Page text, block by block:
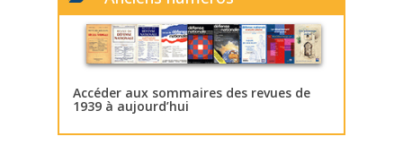
Accéder aux sommaires des revues de
1939 à aujourd’hui